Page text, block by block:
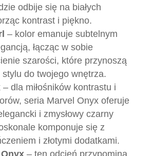
odbije się na białych
kontrast i piękno.
– kolor emanuje subtelnym
łącząc w sobie
szarości, które przynoszą
do twojego wnętrza.
– dla miłośników kontrastu i
seria Marvel Onyx oferuje
i zmysłowy czarny
komponuje się z
i złotymi dodatkami.